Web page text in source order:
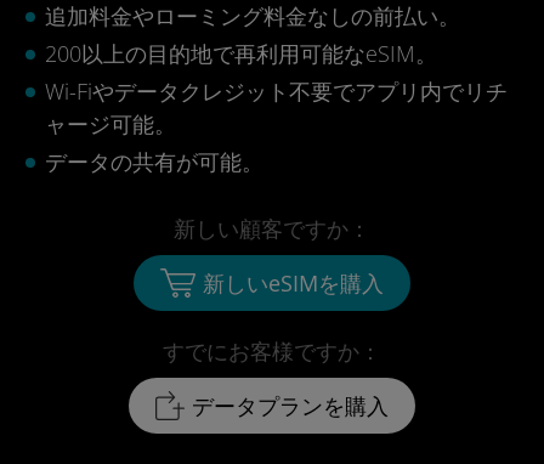
追加料金やローミング料金なしの前払い。
200以上の目的地で再利用可能なeSIM。
Wi-Fiやデータクレジット不要でアプリ内でリチ
ャージ可能。
データの共有が可能。
すでにお客様ですか：
データプランを購入
新しい顧客ですか：
新しいeSIMを購入